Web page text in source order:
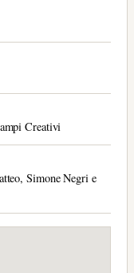
Creativi
Simone Negri e